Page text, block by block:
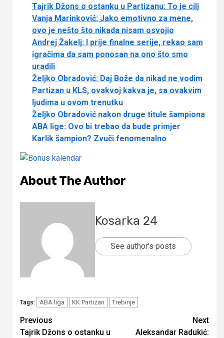
Tajrik Džons o ostanku u Partizanu: To je cilj
Vanja Marinković: Jako emotivno za mene,
ovo je nešto što nikada nisam osvojio
Andrej Žakelj: I prije finalne serije, rekao sam
igračima da sam ponosan na ono što smo
uradili
Željko Obradović: Daj Bože da nikad ne vodim
Partizan u KLS, ovakvoj kakva je, sa ovakvim
ljudima u ovom trenutku
Željko Obradović nakon druge titule šampiona
ABA lige: Ovo bi trebao da bude primjer
Karlik šampion? Zvuči fenomenalno
About The Author
Kosarka 24
See author's posts
Tags: ABA liga KK Partizan Trebinje
Continue
Previous
Tajrik Džons o ostanku u
Next
Aleksandar Radukić: